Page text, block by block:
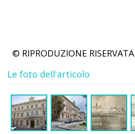
© RIPRODUZIONE RISERVATA
Le foto dell'articolo